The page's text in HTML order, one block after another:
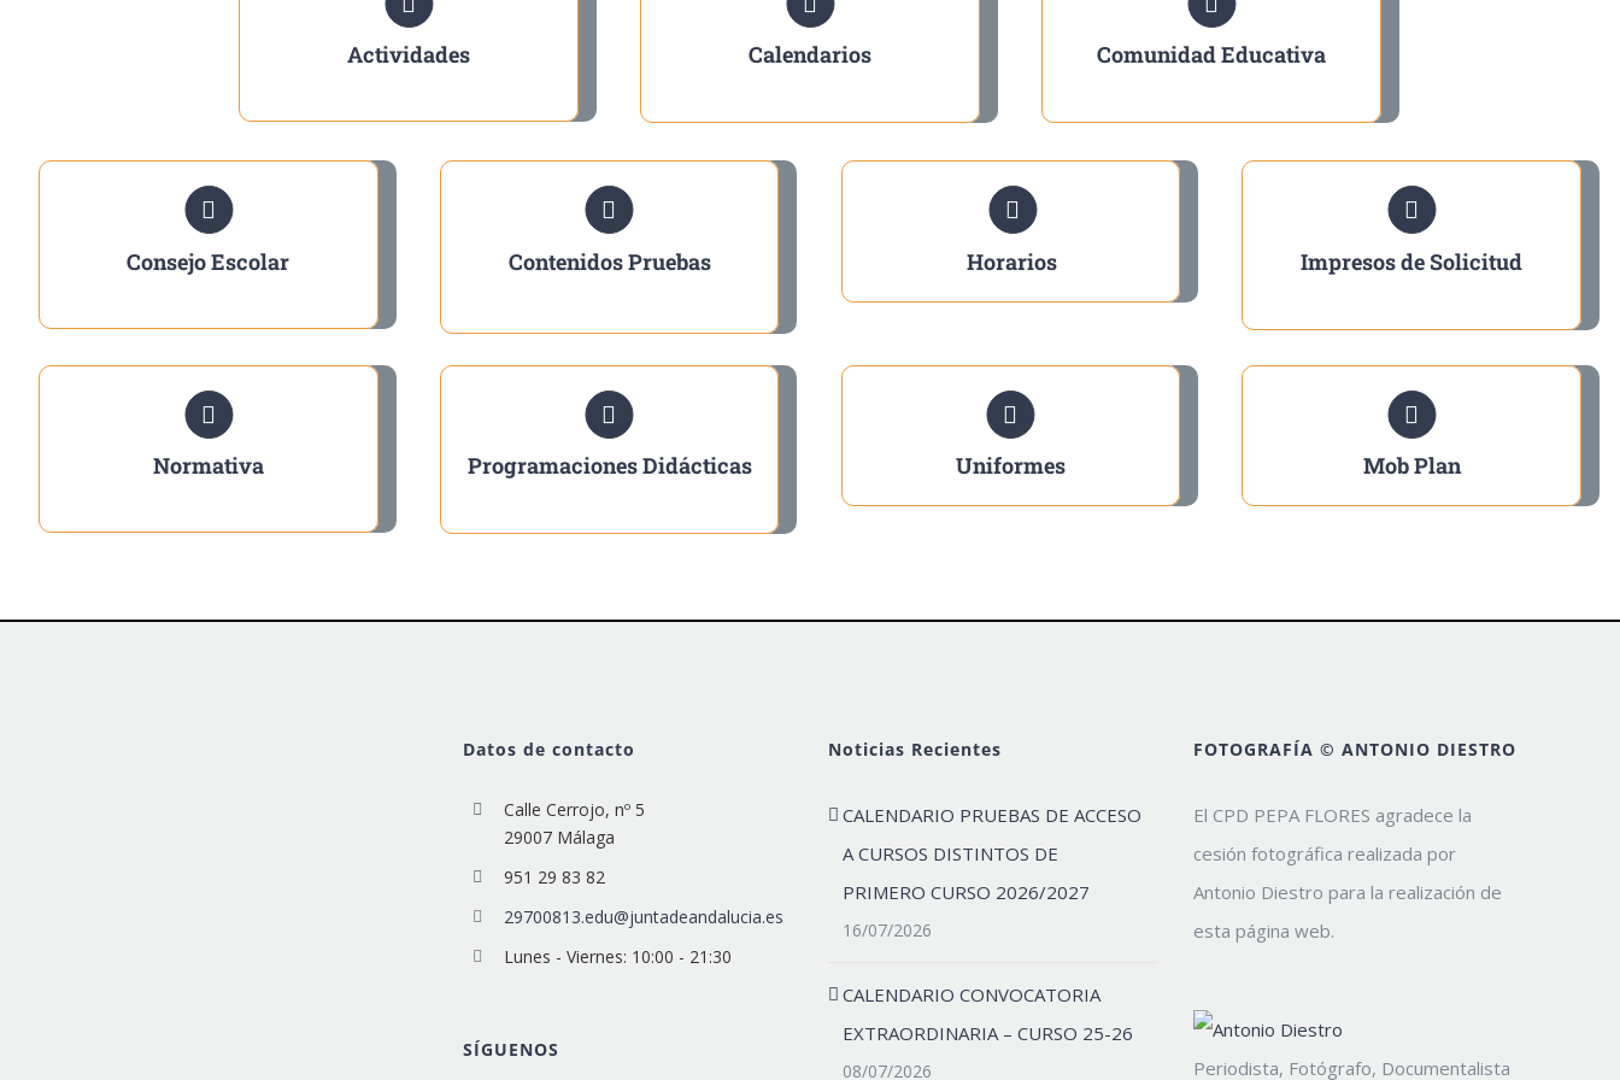
Actividades Calendarios Comunidad Educativa
Consejo Escolar Contenidos Pruebas Horarios Impresos de Solicitud
Normativa Programaciones Didácticas Uniformes Mob Plan
Datos de contacto
Calle Cerrojo, nº 5
29007 Málaga
951 29 83 82
29700813.edu@juntadeandalucia.es
Lunes - Viernes: 10:00 - 21:30
SÍGUENOS
Noticias Recientes
CALENDARIO PRUEBAS DE ACCESO
A CURSOS DISTINTOS DE
PRIMERO CURSO 2026/2027
16/07/2026
CALENDARIO CONVOCATORIA
EXTRAORDINARIA – CURSO 25-26
08/07/2026
FOTOGRAFÍA © ANTONIO DIESTRO
El CPD PEPA FLORES agradece la
cesión fotográfica realizada por
Antonio Diestro para la realización de
esta página web.
Periodista, Fotógrafo, Documentalista